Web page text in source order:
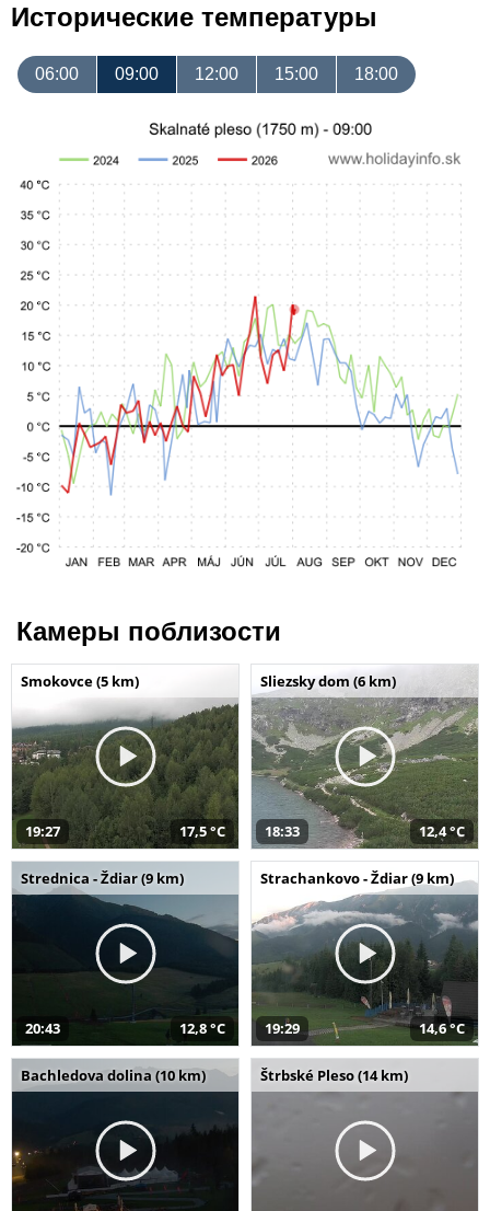
Исторические температуры
06:00 09:00 12:00 15:00 18:00
Камеры поблизости
Smokovce (5 km)
19:27 17,5 °C
Sliezsky dom (6 km)
18:33 12,4 °C
Strednica - Ždiar (9 km)
20:43 12,8 °C
Strachankovo - Ždiar (9 km)
19:29 14,6 °C
Bachledova dolina (10 km) Štrbské Pleso (14 km)